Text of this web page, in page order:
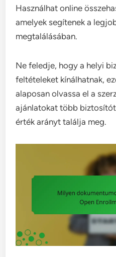
Használhat online
amelyek segítenek a
megtalálásában.
Ne feledje, hogy a helyi
feltételeket kínálhatnak,
alaposan olvassa el a
ajánlatokat több
érték arányt találja meg.